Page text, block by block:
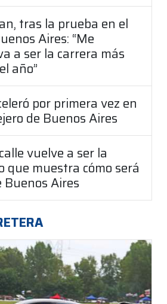
tras la prueba en el
Aires: “Me
a ser la carrera más
año”
por primera vez en
de Buenos Aires
vuelve a ser la
que muestra cómo será
Buenos Aires